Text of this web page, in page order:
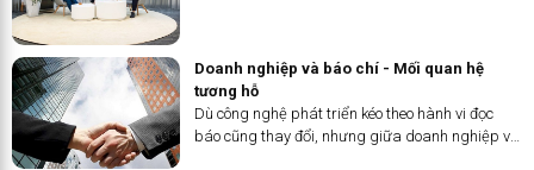
Doanh nghiệp và báo chí - Mối quan hệ
tương hỗ
Dù công nghệ phát triển kéo theo hành vi đọc
báo cũng thay đổi, nhưng giữa doanh nghiệp và